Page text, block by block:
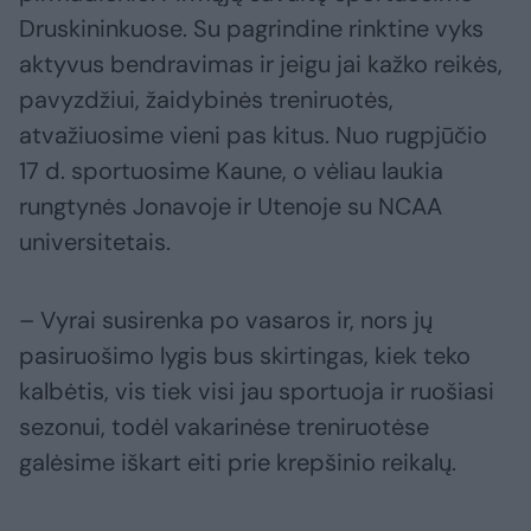
Druskininkuose. Su pagrindine rinktine vyks
aktyvus bendravimas ir jeigu jai kažko reikės,
pavyzdžiui, žaidybinės treniruotės,
atvažiuosime vieni pas kitus. Nuo rugpjūčio
17 d. sportuosime Kaune, o vėliau laukia
rungtynės Jonavoje ir Utenoje su NCAA
universitetais.
– Vyrai susirenka po vasaros ir, nors jų
pasiruošimo lygis bus skirtingas, kiek teko
kalbėtis, vis tiek visi jau sportuoja ir ruošiasi
sezonui, todėl vakarinėse treniruotėse
galėsime iškart eiti prie krepšinio reikalų.